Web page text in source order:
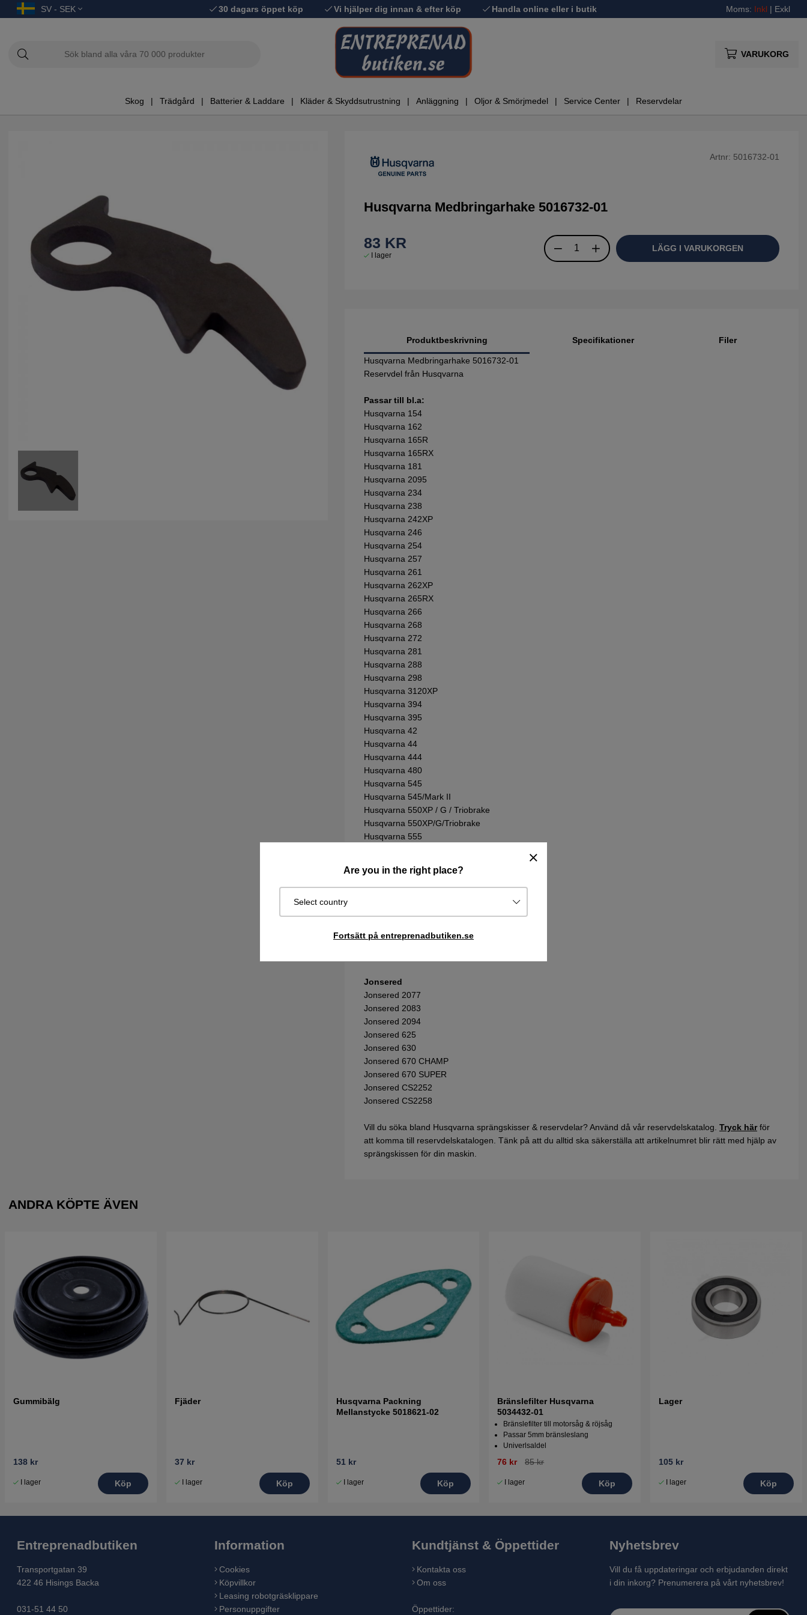
SV - SEK 30 dagars öppet köp Vi hjälper dig innan & efter köp Handla online eller i butik Moms: Inkl | Exkl
VARUKORG
Skog Trädgård Batterier & Laddare Kläder & Skyddsutrustning Anläggning Oljor & Smörjmedel Service Center Reservdelar
Are you in the right place?
Select country
Fortsätt på entreprenadbutiken.se
Artnr: 5016732-01
Husqvarna Medbringarhake 5016732-01
83 KR
I lager
LÄGG I VARUKORGEN
Produktbeskrivning
Husqvarna Medbringarhake 5016732-01
Reservdel från Husqvarna
Passar till bl.a:
Husqvarna 154
Husqvarna 162
Husqvarna 165R
Husqvarna 165RX
Husqvarna 181
Husqvarna 2095
Husqvarna 234
Husqvarna 238
Husqvarna 242XP
Husqvarna 246
Husqvarna 254
Husqvarna 257
Husqvarna 261
Husqvarna 262XP
Husqvarna 265RX
Husqvarna 266
Husqvarna 268
Husqvarna 272
Husqvarna 281
Husqvarna 288
Husqvarna 298
Husqvarna 3120XP
Husqvarna 394
Husqvarna 395
Husqvarna 42
Husqvarna 44
Husqvarna 444
Husqvarna 480
Husqvarna 545
Husqvarna 545/Mark II
Husqvarna 550XP / G / Triobrake
Husqvarna 550XP/G/Triobrake
Husqvarna 555
Husqvarna 560XP/G
Husqvarna 562 XP / G
Husqvarna 576XP
Husqvarna 66
Jonsered
Jonsered 2077
Jonsered 2083
Jonsered 2094
Jonsered 625
Jonsered 630
Jonsered 670 CHAMP
Jonsered 670 SUPER
Jonsered CS2252
Jonsered CS2258
Vill du söka bland Husqvarna sprängskisser & reservdelar? Använd då vår reservdelskatalog. Tryck härför
att komma till reservdelskatalogen. Tänk på att du alltid ska säkerställa att artikelnumret blir rätt med hjälp av
sprängskissen för din maskin.
Specifikationer Filer
ANDRA KÖPTE ÄVEN
Gummibälg
138 kr
I lager Köp
Fjäder
37 kr
I lager Köp
Husqvarna Packning
Mellanstycke 5018621-02
51 kr
I lager Köp
Bränslefilter Husqvarna
5034432-01
Bränslefilter till motorsåg & röjsåg
Passar 5mm bränsleslang
Univerlsaldel
76 kr 85 kr
I lager Köp
Lager
105 kr
I lager Köp
Entreprenadbutiken
Transportgatan 39
422 46 Hisings Backa
031-51 44 50
Information
Cookies
Köpvillkor
Leasing robotgräsklippare
Personuppgifter
Kundtjänst & Öppettider
Kontakta oss
Om oss
Öppettider:
Nyhetsbrev
Vill du få uppdateringar och erbjudanden direkt
i din inkorg? Prenumerera på vårt nyhetsbrev!